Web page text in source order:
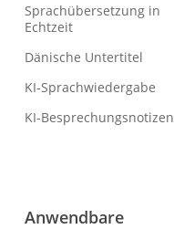
Sprachübersetzung in
Echtzeit
Dänische Untertitel
KI-Sprachwiedergabe
KI-Besprechungsnotizen
Anwendbare